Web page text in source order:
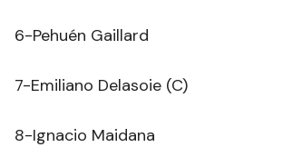
6-Pehuén Gaillard
7-Emiliano Delasoie (C)
8-Ignacio Maidana